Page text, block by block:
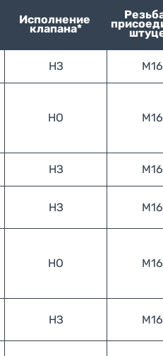
Исполнение
клапана*
НЗ
НО
НЗ
НЗ
НО
НЗ